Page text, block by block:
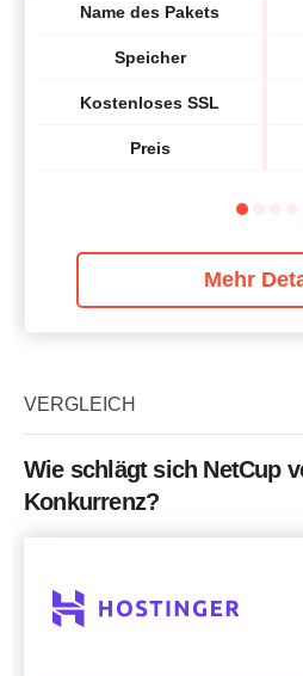
Name des Pakets
Speicher
Kostenloses SSL
Preis
Mehr
VERGLEICH
Wie schlägt sich NetCup
Konkurrenz?